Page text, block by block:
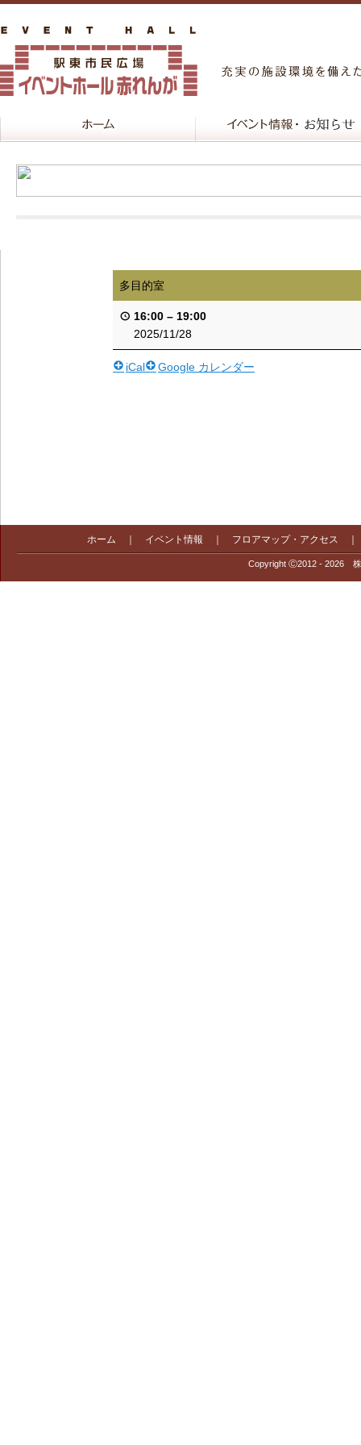
多目的室
16:00 – 19:00
2025/11/28
iCal Google カレンダー
ホーム イベント情報 フロアマップ・アクセス
Copyright Ⓒ2012 - 2026 株